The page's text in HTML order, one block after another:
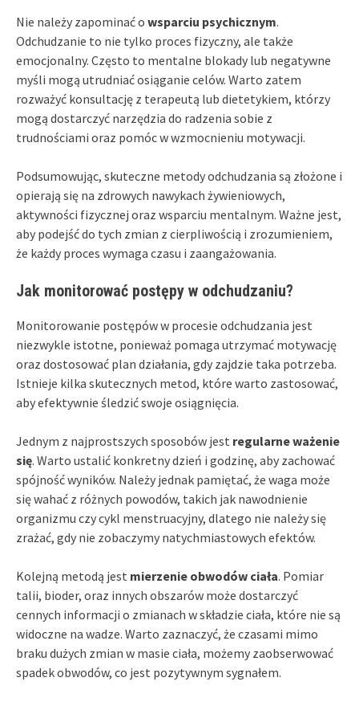
Nie należy zapominać o wsparciu psychicznym.
Odchudzanie to nie tylko proces fizyczny, ale także
emocjonalny. Często to mentalne blokady lub negatywne
myśli mogą utrudniać osiąganie celów. Warto zatem
rozważyć konsultację z terapeutą lub dietetykiem, którzy
mogą dostarczyć narzędzia do radzenia sobie z
trudnościami oraz pomóc w wzmocnieniu motywacji.
Podsumowując, skuteczne metody odchudzania są złożone i
opierają się na zdrowych nawykach żywieniowych,
aktywności fizycznej oraz wsparciu mentalnym. Ważne jest,
aby podejść do tych zmian z cierpliwością i zrozumieniem,
że każdy proces wymaga czasu i zaangażowania.
Jak monitorować postępy w odchudzaniu?
Monitorowanie postępów w procesie odchudzania jest
niezwykle istotne, ponieważ pomaga utrzymać motywację
oraz dostosować plan działania, gdy zajdzie taka potrzeba.
Istnieje kilka skutecznych metod, które warto zastosować,
aby efektywnie śledzić swoje osiągnięcia.
Jednym z najprostszych sposobów jest regularne ważenie
się. Warto ustalić konkretny dzień i godzinę, aby zachować
spójność wyników. Należy jednak pamiętać, że waga może
się wahać z różnych powodów, takich jak nawodnienie
organizmu czy cykl menstruacyjny, dlatego nie należy się
zrażać, gdy nie zobaczymy natychmiastowych efektów.
Kolejną metodą jest mierzenie obwodów ciała. Pomiar
talii, bioder, oraz innych obszarów może dostarczyć
cennych informacji o zmianach w składzie ciała, które nie są
widoczne na wadze. Warto zaznaczyć, że czasami mimo
braku dużych zmian w masie ciała, możemy zaobserwować
spadek obwodów, co jest pozytywnym sygnałem.